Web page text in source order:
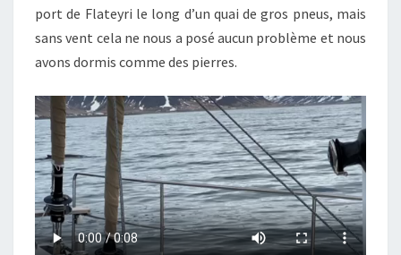
port de Flateyri le long d’un quai de gros pneus, mais
sans vent cela ne nous a posé aucun problème et nous
avons dormis comme des pierres.